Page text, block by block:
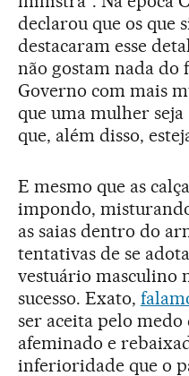
declarou que os que
destacaram esse
não gostam nada do
Governo com mais
que uma mulher
que, além disso,
E mesmo que as
impondo,
as saias dentro do
tentativas de se
vestuário masculino
sucesso. Exato,
ser aceita pelo
afeminado e
inferioridade que o